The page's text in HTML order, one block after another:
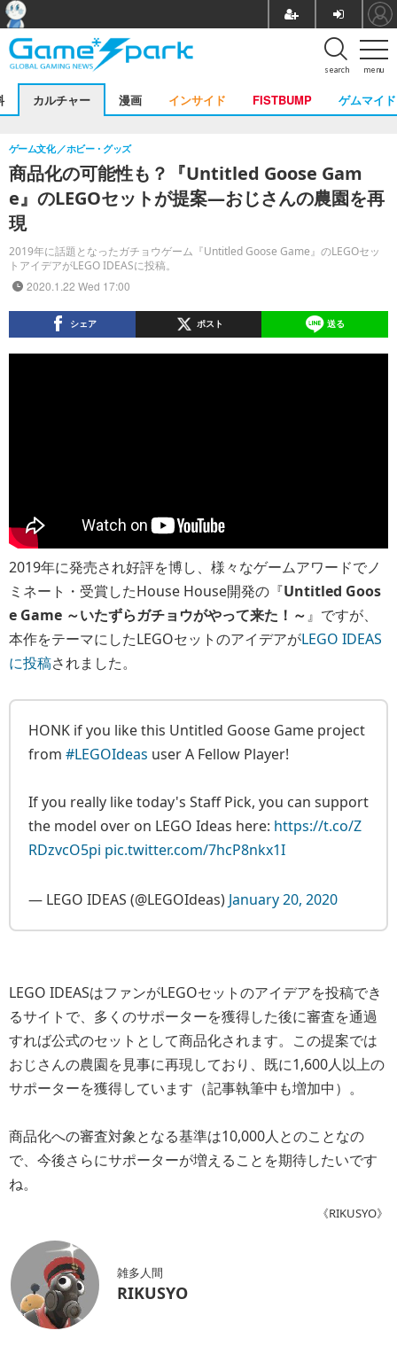
menu
search
カルチャー 漫画 インサイド FISTBUMP ゲムマイド
商品化の可能性も？『Untitled Goose Gam
e』のLEGOセットが提案―おじさんの農園を再
現
2019年に話題となったガチョウゲーム『Untitled Goose Game』のLEGOセッ
トアイデアがLEGO IDEASに投稿。
ゲーム文化 ホビー・グッズ
2020.1.22 Wed 17:00
シェア ポスト 送る
2019年に発売され好評を博し、様々なゲームアワードでノ
ミネート・受賞したHouse House開発の『Untitled Goos
e Game ～いたずらガチョウがやって来た！～』ですが、
本作をテーマにしたLEGOセットのアイデアがLEGO IDEAS
に投稿されました。
HONK if you like this Untitled Goose Game project
from #LEGOIdeas user A Fellow Player!
If you really like today's Staff Pick, you can support
the model over on LEGO Ideas here: https://t.co/Z
RDzvcO5pi pic.twitter.com/7hcP8nkx1I
— LEGO IDEAS (@LEGOIdeas) January 20, 2020
LEGO IDEASはファンがLEGOセットのアイデアを投稿でき
るサイトで、多くのサポーターを獲得した後に審査を通過
すれば公式のセットとして商品化されます。この提案では
おじさんの農園を見事に再現しており、既に1,600人以上の
サポーターを獲得しています（記事執筆中も増加中）。
商品化への審査対象となる基準は10,000人とのことなの
で、今後さらにサポーターが増えることを期待したいです
ね。
《RIKUSYO》
雑多人間
RIKUSYO